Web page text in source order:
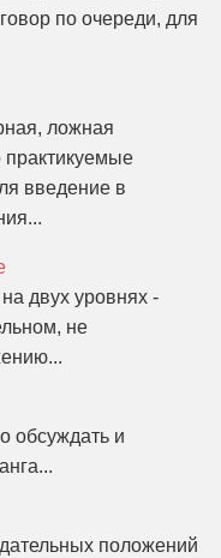
по очереди, для
ложная
введение в
двух уровнях -
не
обсуждать и
положений